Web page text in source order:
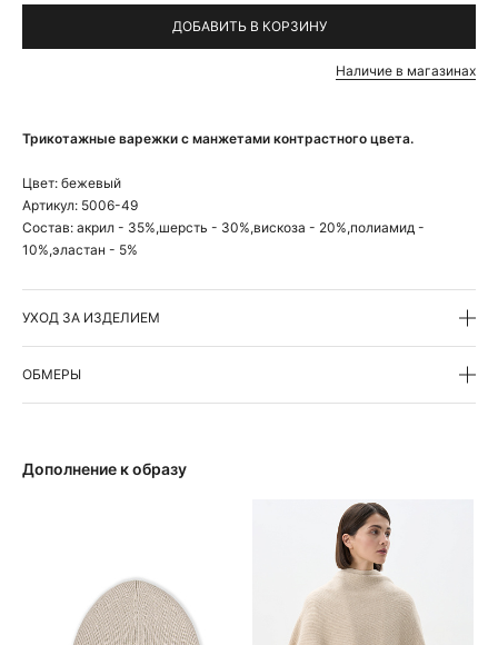
Трикотажные варежки с манжетами контрастного цвета.
Цвет: бежевый
Артикул: 5006-49
Состав: акрил - 35%,шерсть - 30%,вискоза - 20%,полиамид -
10%,эластан - 5%
УХОД ЗА ИЗДЕЛИЕМ
ОБМЕРЫ
ДОБАВИТЬ В КОРЗИНУ
Наличие в магазинах
Дополнение к образу